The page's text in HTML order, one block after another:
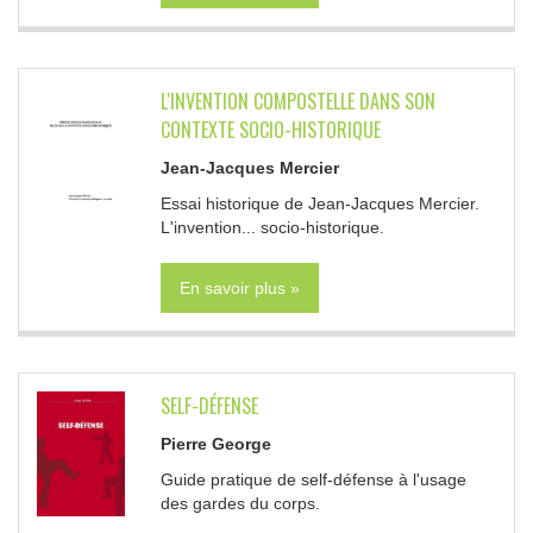
L'INVENTION COMPOSTELLE DANS SON
CONTEXTE SOCIO-HISTORIQUE
Jean-Jacques Mercier
Essai historique de Jean-Jacques Mercier.
L'invention... socio-historique.
En savoir plus »
SELF-DÉFENSE
Pierre George
Guide pratique de self-défense à l'usage
des gardes du corps.